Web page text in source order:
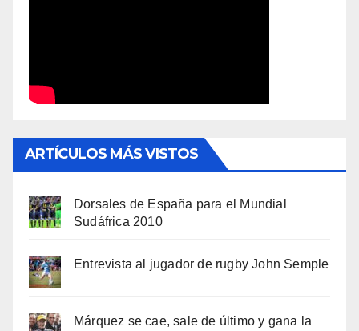
ARTÍCULOS MÁS VISTOS
Dorsales de España para el Mundial
Sudáfrica 2010
Entrevista al jugador de rugby John Semple
Márquez se cae, sale de último y gana la